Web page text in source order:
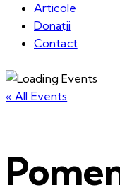
Articole
Donații
Contact
« All Events